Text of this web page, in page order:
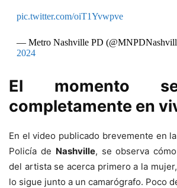
pic.twitter.com/oiT1Yvwpve
— Metro Nashville PD
2024
El momento
completamente en
En el video publicado brevemente en
Policía de Nashville, se observa
del artista se acerca primero a la
lo sigue junto a un camarógrafo. Poco